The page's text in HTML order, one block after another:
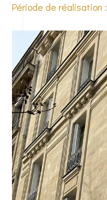
Période de réalisation :